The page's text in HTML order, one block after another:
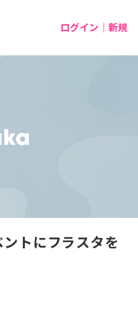
ログイン｜新規
トにフラスタを